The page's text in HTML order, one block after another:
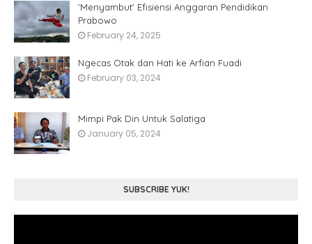
'Menyambut' Efisiensi Anggaran Pendidikan
Prabowo
February 24, 2025
Ngecas Otak dan Hati ke Arfian Fuadi
February 03, 2024
Mimpi Pak Din Untuk Salatiga
January 05, 2024
SUBSCRIBE YUK!